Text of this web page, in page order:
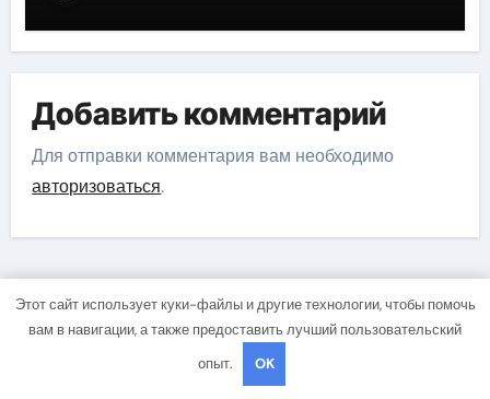
Добавить комментарий
Для отправки комментария вам необходимо
авторизоваться.
Этот сайт использует куки-файлы и другие технологии, чтобы помочь
вам в навигации, а также предоставить лучший пользовательский
опыт.
OK